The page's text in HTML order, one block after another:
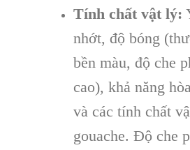
Tính chất vật lý:
nhớt, độ bóng
bền màu, độ che
cao), khả năng
và các tính chất
gouache. Độ che